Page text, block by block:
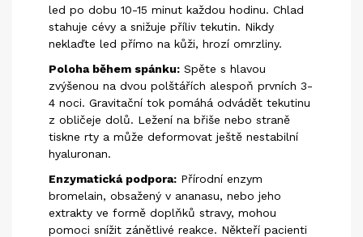
led po dobu 10-15 minut každou hodinu. Chlad
stahuje cévy a snižuje příliv tekutin. Nikdy
neklaďte led přímo na kůži, hrozí omrzliny.
Poloha během spánku: Spěte s hlavou
zvýšenou na dvou polštářích alespoň prvních 3-
4 noci. Gravitační tok pomáhá odvádět tekutinu
z obličeje dolů. Ležení na břiše nebo straně
tiskne rty a může deformovat ještě nestabilní
hyaluronan.
Enzymatická podpora: Přírodní enzym
bromelain, obsažený v ananasu, nebo jeho
extrakty ve formě doplňků stravy, mohou
pomoci snížit zánětlivé reakce. Někteří pacienti